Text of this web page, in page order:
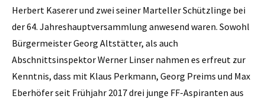
Herbert Kaserer und zwei seiner Marteller Schützlinge bei
der 64. Jahreshauptversammlung anwesend waren. Sowohl
Bürgermeister Georg Altstätter, als auch
Abschnittsinspektor Werner Linser nahmen es erfreut zur
Kenntnis, dass mit Klaus Perkmann, Georg Preims und Max
Eberhöfer seit Frühjahr 2017 drei junge FF-Aspiranten aus